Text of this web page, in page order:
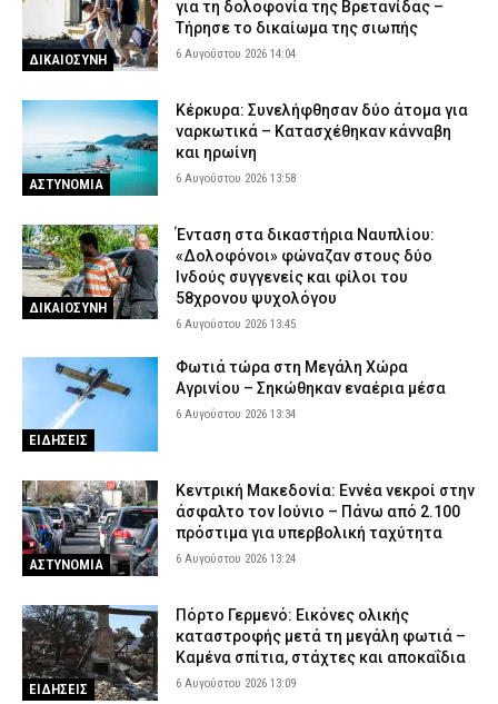
Κυψέλη: Απολογείται ο 26χρονος για τη δολοφονία της
38χρονης Βρετανίδας – Επιμένει ότι είναι αθώος
ΔΙΚΑΙΟΣΥΝΗ 6 Αυγούστου 2026 07:40
Εορτολόγιο: Ποιος γιορτάζει σήμερα Πέμπτη 6 Αυγούστου
ΕΙΔΗΣΕΙΣ 6 Αυγούστου 2026 07:27
ΔΙΚΑΙΟΣΥΝΗ
για τη δολοφονία της Βρετανίδας –
Τήρησε το δικαίωμα της σιωπής
6 Αυγούστου 2026 14:04
ΑΣΤΥΝΟΜΙΑ
Κέρκυρα: Συνελήφθησαν δύο άτομα για
ναρκωτικά – Κατασχέθηκαν κάνναβη
και ηρωίνη
6 Αυγούστου 2026 13:58
ΔΙΚΑΙΟΣΥΝΗ
Ένταση στα δικαστήρια Ναυπλίου:
«Δολοφόνοι» φώναζαν στους δύο
Ινδούς συγγενείς και φίλοι του
58χρονου ψυχολόγου
6 Αυγούστου 2026 13:45
ΕΙΔΗΣΕΙΣ
Φωτιά τώρα στη Μεγάλη Χώρα
Αγρινίου – Σηκώθηκαν εναέρια μέσα
6 Αυγούστου 2026 13:34
ΑΣΤΥΝΟΜΙΑ
Κεντρική Μακεδονία: Εννέα νεκροί στην
άσφαλτο τον Ιούνιο – Πάνω από 2.100
πρόστιμα για υπερβολική ταχύτητα
6 Αυγούστου 2026 13:24
ΕΙΔΗΣΕΙΣ
Πόρτο Γερμενό: Εικόνες ολικής
καταστροφής μετά τη μεγάλη φωτιά –
Καμένα σπίτια, στάχτες και αποκαΐδια
6 Αυγούστου 2026 13:09